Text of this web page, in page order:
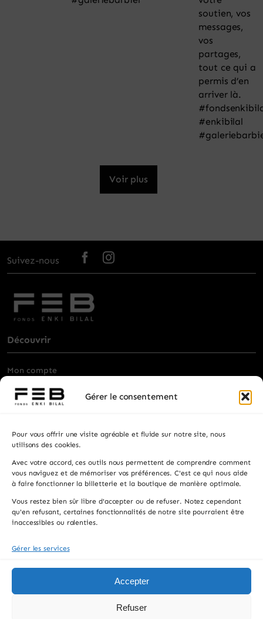
Gérer le consentement
Pour vous offrir une visite agréable et fluide sur notre site, nous
utilisons des cookies.
Avec votre accord, ces outils nous permettent de comprendre comment
vous naviguez et de mémoriser vos préférences. C'est ce qui nous aide
à faire fonctionner la billetterie et la boutique de manière optimale.
Vous restez bien sûr libre d'accepter ou de refuser. Notez cependant
qu'en refusant, certaines fonctionnalités de notre site pourraient être
inaccessibles ou ralenties.
Gérer les services
Accepter
Refuser
Voir plus
Suivez-nous
Découvrir
Mon compte
Billetterie
Privatisation
Contacts
Recevez les actualités, la programmation et les
informations pratiques.